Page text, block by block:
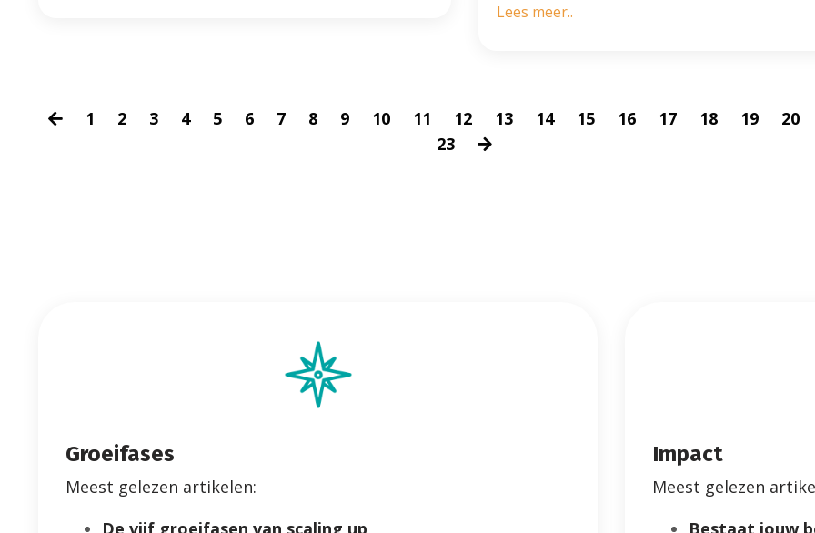
Lees meer..
1 2 3 4 5 6 7 8 9 10 11 12 13 14 15 16 17 18 19
20
23
Groeifases
Meest gelezen artikelen:
De vijf groeifasen van scaling up
Impact
Meest gelezen
Bestaat jouw